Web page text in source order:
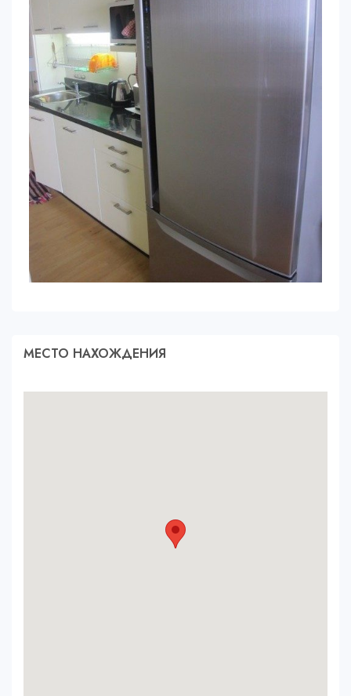
МЕСТО НАХОЖДЕНИЯ